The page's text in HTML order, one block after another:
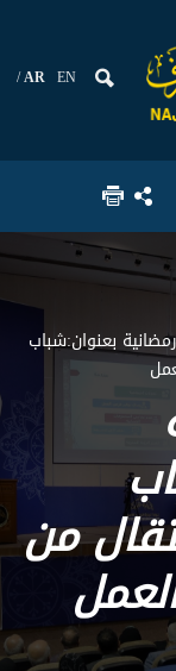
AR EN
بعنوان:شباب
من